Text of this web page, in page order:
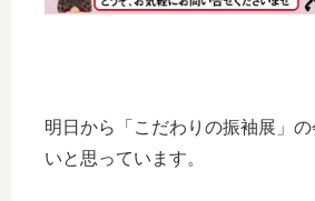
明日から「こだわりの振袖展」
いと思っています。